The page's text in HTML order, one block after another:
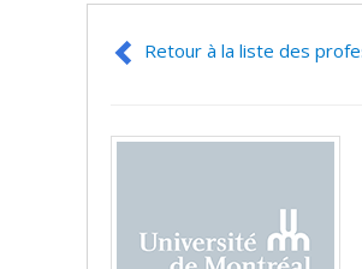
Retour à la liste des